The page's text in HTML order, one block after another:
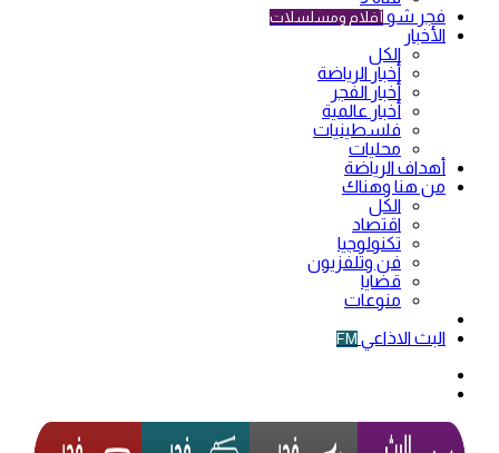
فجر شو أفلام ومسلسلات
الأخبار
الكل
أخبار الرياضة
أخبار الفجر
أخبار عالمية
فلسطينيات
محليات
أهداف الرياضة
من هنا وهناك
الكل
اقتصاد
تكنولوجيا
فن وتلفزيون
قضايا
منوعات
البث الاذاعي FM